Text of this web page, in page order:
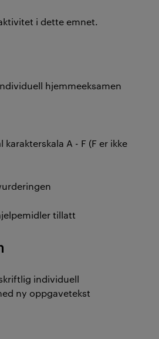
i dette emnet.
hjemmeeksamen
karakterskala A - F (F er ikke
tillatt
individuell
ny oppgavetekst